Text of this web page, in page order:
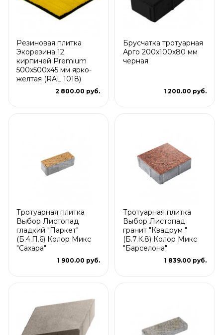
Резиновая плитка
Экорезина 12
кирпичей Premium
500x500x45 мм ярко-
желтая (RAL 1018)
2 800.00 руб.
Брусчатка тротуарная
Арго 200x100x80 мм
черная
1 200.00 руб.
Тротуарная плитка
Выбор Листопад
гладкий "Паркет"
(Б.4.П.6) Колор Микс
"Сахара"
1 900.00 руб.
Тротуарная плитка
Выбор Листопад
гранит "Квадрум "
(Б.7.К.8) Колор Микс
"Барселона"
1 839.00 руб.